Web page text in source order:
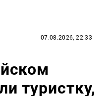
07.08.2026, 22:33
туристку,